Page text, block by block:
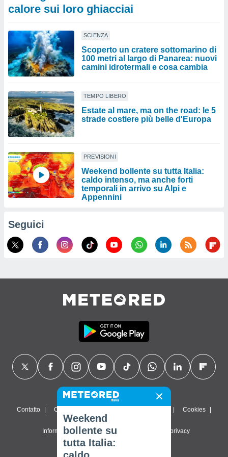
calore sui loro ghiacciai
SCIENZA
Scoperto un cratere sottomarino di
100 metri al largo di Panarea: nuovi
camini idrotermali e cosa cambia
TEMPO LIBERO
Estate al mare, ma on the road: le 5
strade costiere più belle d'Europa
PREVISIONI
Weekend bollente su tutta Italia:
caldo intenso, ma anche forti
temporali in arrivo su Alpi e
Appennini
Seguici
Contatto Chi siamo Cookies
Informativa sulla privacy Impostazioni sulla privacy
© 2026 Meteored. Tutti i diritti riservati
Weekend
bollente su
tutta Italia: